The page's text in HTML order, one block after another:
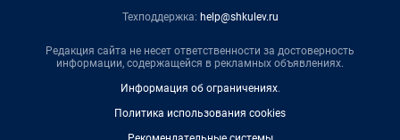
Техподдержка: help@shkulev.ru
Редакция сайта не несет ответственности за достоверность
информации, содержащейся в рекламных объявлениях.
Информация об ограничениях.
Политика использования cookies